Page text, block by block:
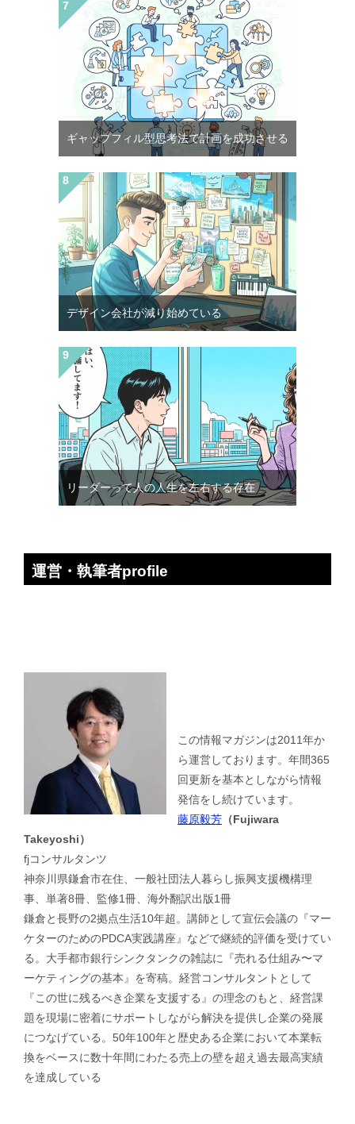
ギャップフィル型思考法で計画を成功させる
デザイン会社が減り始めている
リーダーって人の人生を左右する存在
運営・執筆者profile
この情報マガジンは2011年か
ら運営しております。年間365
回更新を基本としながら情報
発信をし続けています。
藤原毅芳 （Fujiwara
Takeyoshi）
fjコンサルタンツ
神奈川県鎌倉市在住、一般社団法人暮らし振興支援機構理
事、単著8冊、監修1冊、海外翻訳出版1冊
鎌倉と長野の2拠点生活10年超。講師として宣伝会議の『マー
ケターのためのPDCA実践講座』などで継続的評価を受けてい
る。大手都市銀行シンクタンクの雑誌に『売れる仕組み〜マ
ーケティングの基本』を寄稿。経営コンサルタントとして
『この世に残るべき企業を支援する』の理念のもと、経営課
題を現場に密着にサポートしながら解決を提供し企業の発展
につなげている。50年100年と歴史ある企業において本業転
換をベースに数十年間にわたる売上の壁を超え過去最高実績
を達成している